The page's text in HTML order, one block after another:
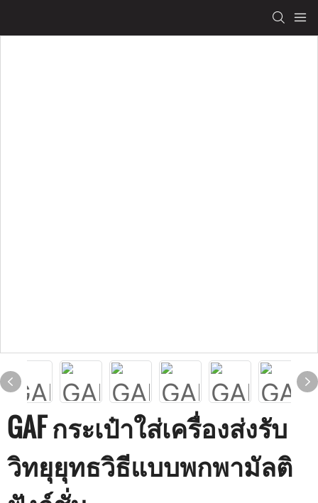
GAF กระเป๋าใส่เครื่องส่งรับ
วิทยุยุทธวิธีแบบพกพามัลติ